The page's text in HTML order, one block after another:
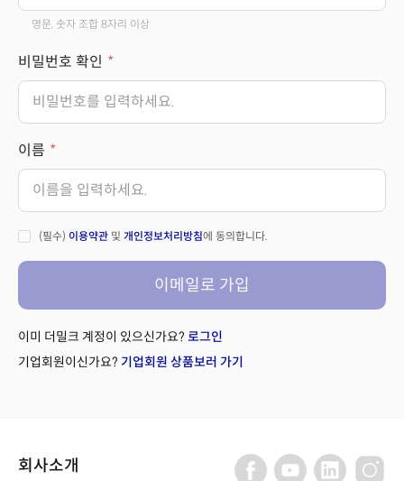
영문, 숫자 조합 8자리 이상
비밀번호 확인
이름
(필수) 이용약관 및 개인정보처리방침에 동의합니다.
이메일로 가입
이미 더밀크 계정이 있으신가요? 로그인
기업회원이신가요? 기업회원 상품보러 가기
회사소개